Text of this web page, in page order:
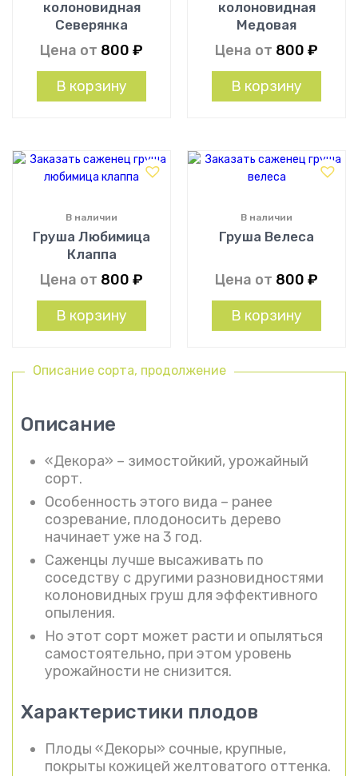
Описание сорта, продолжение
Описание
«Декора» – зимостойкий, урожайный
сорт.
Особенность этого вида – ранее
созревание, плодоносить дерево
начинает уже на 3 год.
Саженцы лучше высаживать по
соседству с другими разновидностями
колоновидных груш для эффективного
опыления.
Но этот сорт может расти и опыляться
самостоятельно, при этом уровень
урожайности не снизится.
Характеристики плодов
Плоды «Декоры» сочные, крупные,
покрыты кожицей желтоватого оттенка.
колоновидная
Северянка
Цена от 800 ₽
В корзину
колоновидная
Медовая
Цена от 800 ₽
В корзину
Груша Любимица
Клаппа
В наличии
Цена от 800 ₽
В корзину
Груша Велеса
В наличии
Цена от 800 ₽
В корзину